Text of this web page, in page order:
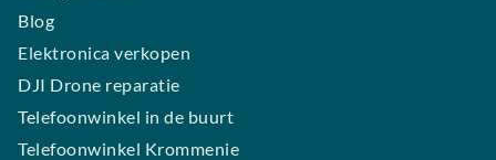
Blog
Elektronica verkopen
DJI Drone reparatie
Telefoonwinkel in de buurt
Telefoonwinkel Krommenie